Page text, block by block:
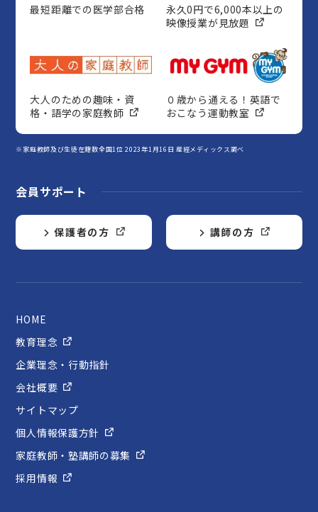
最短距離での医学部合格
永久0円で6,000本以上の
映像授業が見放題
大人のための趣味・資
格・語学の家庭教師
０歳から通える！英語で
おこなう運動教室
※家庭教師及び生徒在籍数全国1位 2023年1月16日 産經メディックス調べ
会員サポート
保護者の方 講師の方
HOME
教育理念
企業理念・行動指針
会社概要
サイトマップ
個人情報保護方針
家庭教師・塾講師の募集
採用情報